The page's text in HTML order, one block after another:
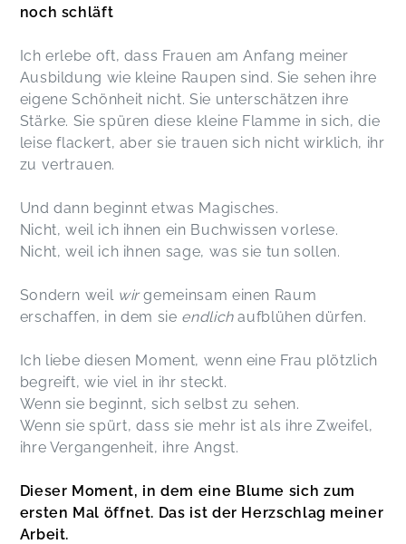
noch schläft
Ich erlebe oft, dass Frauen am Anfang meiner
Ausbildung wie kleine Raupen sind. Sie sehen ihre
eigene Schönheit nicht. Sie unterschätzen ihre
Stärke. Sie spüren diese kleine Flamme in sich, die
leise flackert, aber sie trauen sich nicht wirklich, ihr
zu vertrauen.
Und dann beginnt etwas Magisches.
Nicht, weil ich ihnen ein Buchwissen vorlese.
Nicht, weil ich ihnen sage, was sie tun sollen.
Sondern weil wirgemeinsam einen Raum
erschaffen, in dem sie endlichaufblühen dürfen.
Ich liebe diesen Moment, wenn eine Frau plötzlich
begreift, wie viel in ihr steckt.
Wenn sie beginnt, sich selbst zu sehen.
Wenn sie spürt, dass sie mehr ist als ihre Zweifel,
ihre Vergangenheit, ihre Angst.
Dieser Moment, in dem eine Blume sich zum
ersten Mal öffnet. Das ist der Herzschlag meiner
Arbeit.